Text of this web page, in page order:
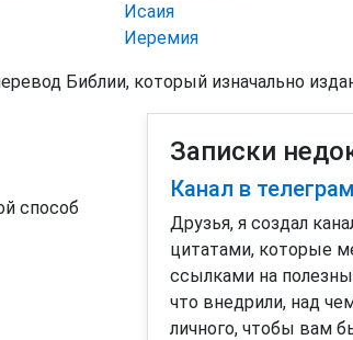
Исаия
Иеремия
Библии, который изначально
способ
Записки
Канал в
Друзья, я создал
цитатами, которые
ссылками на
что внедрили, над
личного, чтобы вам